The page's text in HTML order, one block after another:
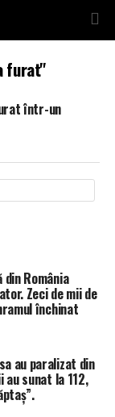
furat"
într-un
din România
Zeci de mii de
închinat
au paralizat din
sunat la 112,